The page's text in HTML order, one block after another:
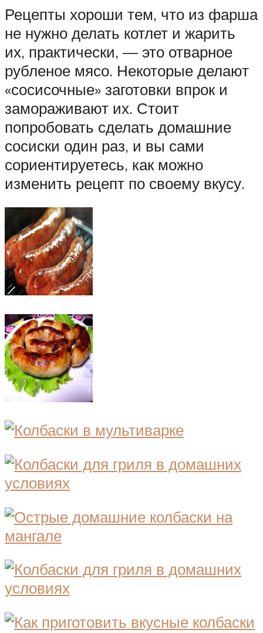
Рецепты хороши тем, что из фарша
не нужно делать котлет и жарить
их, практически, — это отварное
рубленое мясо. Некоторые делают
«сосисочные» заготовки впрок и
замораживают их. Стоит
попробовать сделать домашние
сосиски один раз, и вы сами
сориентируетесь, как можно
изменить рецепт по своему вкусу.